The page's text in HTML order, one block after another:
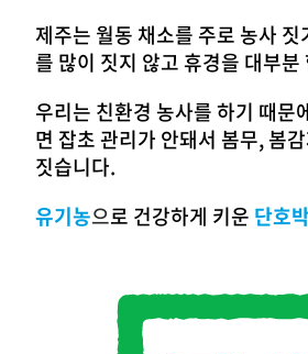
제주는 월동 채소를 주로 농사
를 많이 짓지 않고 휴경을 대부분
우리는 친환경 농사를 하기 때문
면 잡초 관리가 안돼서 봄무, 봄
짓습니다.
유기농으로 건강하게 키운 단호박